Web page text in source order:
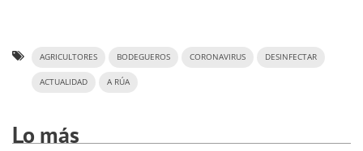
AGRICULTORES BODEGUEROS CORONAVIRUS DESINFECTAR
ACTUALIDAD A RÚA
Lo más